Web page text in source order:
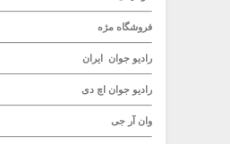
فروشگاه مژه
رادیو جوان ایران
رادیو جوان اچ دی
وان آر جی